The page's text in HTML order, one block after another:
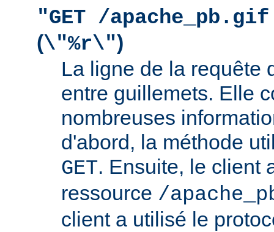
"GET /
(\"%r\")
La ligne de la requête
entre guillemets. Elle
nombreuses
d'abord, la méthode
GET. Ensuite, le client
ressource /
client a utilisé le